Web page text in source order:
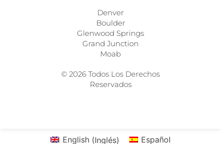
Denver
Boulder
Glenwood Springs
Grand Junction
Moab
© 2026 Todos Los Derechos
Reservados
English(Inglés) Español